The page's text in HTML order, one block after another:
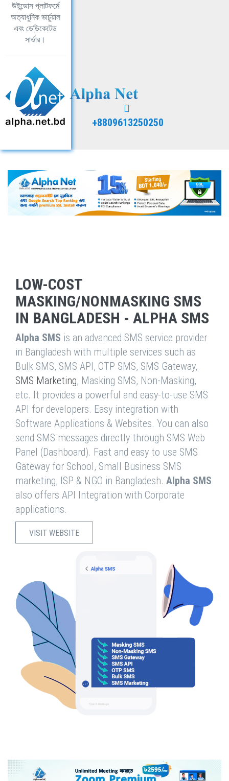
উইন্ডোস প্লাটফর্মে
অত্যাধুনিক ভার্চুয়াল
এবং ডেডিকেটেড
সার্ভার।
+8809613250250
LOW-COST
MASKING/NONMASKING SMS
IN BANGLADESH - ALPHA SMS
Alpha SMS is an advanced SMS service provider
in Bangladesh with multiple services such as
Bulk SMS, SMS API, OTP SMS, SMS Gateway,
SMS Marketing, Masking SMS, Non-Masking,
etc. It provides a powerful and easy-to-use SMS
API for developers. Easy integration with
Software Applications & Websites. You can also
send SMS messages directly through SMS Web
Panel (Dashboard). Fast and easy to use SMS
Gateway for School, Small Business SMS
marketing, ISP & NGO in Bangladesh. Alpha SMS
also offers API Integration with Corporate
applications.
VISIT WEBSITE